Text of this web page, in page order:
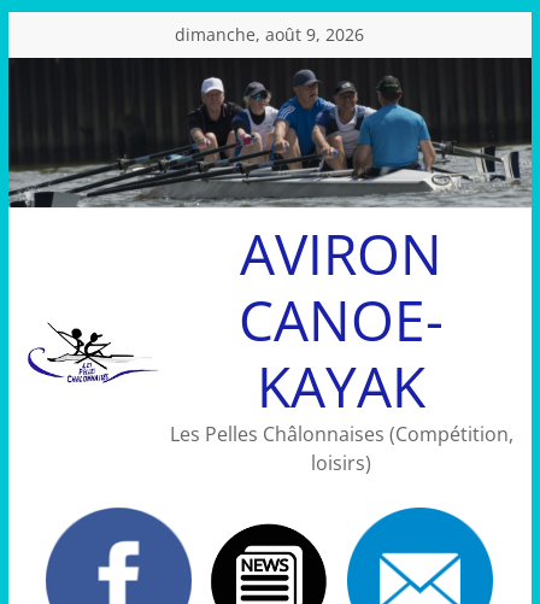
au
dimanche, août 9, 2026
AVIRON
CANOE-
KAYAK
Les Pelles Châlonnaises (Compétition,
loisirs)